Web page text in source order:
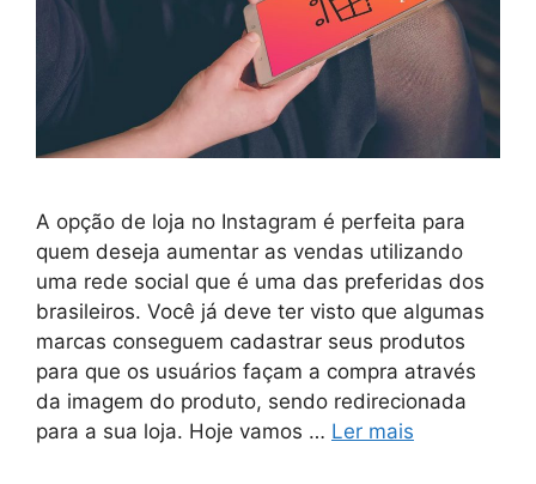
A opção de loja no Instagram é perfeita para
quem deseja aumentar as vendas utilizando
uma rede social que é uma das preferidas dos
brasileiros. Você já deve ter visto que algumas
marcas conseguem cadastrar seus produtos
para que os usuários façam a compra através
da imagem do produto, sendo redirecionada
para a sua loja. Hoje vamos … Ler mais